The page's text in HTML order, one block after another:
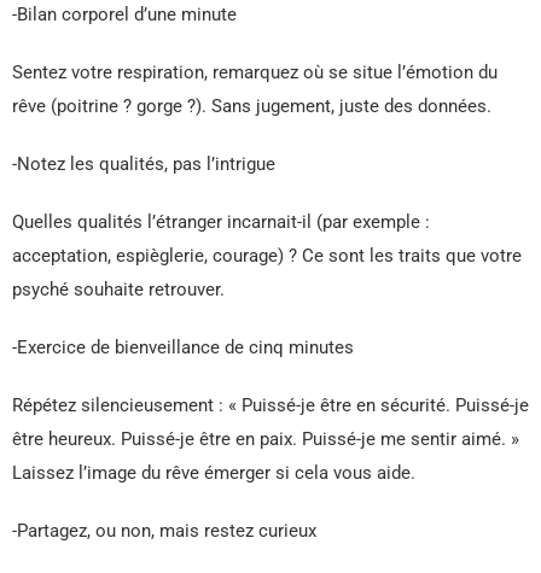
-Bilan corporel d’une minute
Sentez votre respiration, remarquez où se situe l’émotion du
rêve (poitrine ? gorge ?). Sans jugement, juste des données.
-Notez les qualités, pas l’intrigue
Quelles qualités l’étranger incarnait-il (par exemple :
acceptation, espièglerie, courage) ? Ce sont les traits que votre
psyché souhaite retrouver.
-Exercice de bienveillance de cinq minutes
Répétez silencieusement : « Puissé-je être en sécurité. Puissé-je
être heureux. Puissé-je être en paix. Puissé-je me sentir aimé. »
Laissez l’image du rêve émerger si cela vous aide.
-Partagez, ou non, mais restez curieux